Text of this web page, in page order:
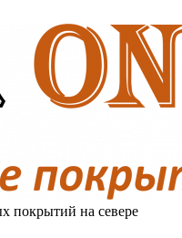
покрытий на севере